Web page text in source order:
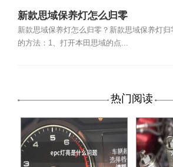
新款思域保养灯怎么归零
新款思域保养灯怎么归零？新款思域保养灯归
的方法：1、打开本田思域的点...
热门阅读